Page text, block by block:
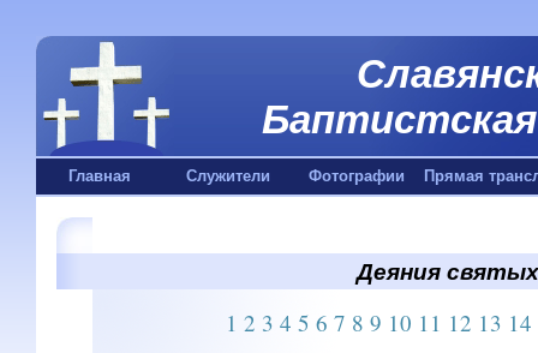
Главная Служители Фотографии Прямая
Деяния
1 2 3 4 5 6 7 8 9 10 11 12 13 14